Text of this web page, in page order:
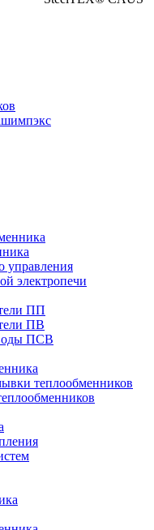
управления
электропечи
ПП
ПВ
ПСВ
теплообменников